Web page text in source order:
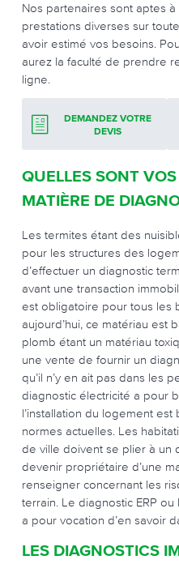
Nos partenaires sont aptes
prestations diverses sur
avoir estimé vos besoins.
aurez la faculté de prendre
ligne.
DEMANDEZ VOTRE
DEVIS
QUELLES SONT
MATIÈRE DE
Les termites étant des
pour les structures des
d’effectuer un diagnostic
avant une transaction
est obligatoire pour tous les
aujourd’hui, ce matériau est
plomb étant un matériau
une vente de fournir un
qu’il n’y en ait pas dans les
diagnostic électricité a pour
l’installation du logement
normes actuelles. Les
de ville doivent se plier à un
devenir propriétaire d’une
renseigner concernant les
terrain. Le diagnostic ERP
a pour vocation d’en savoir
LES DIAGNOSTICS